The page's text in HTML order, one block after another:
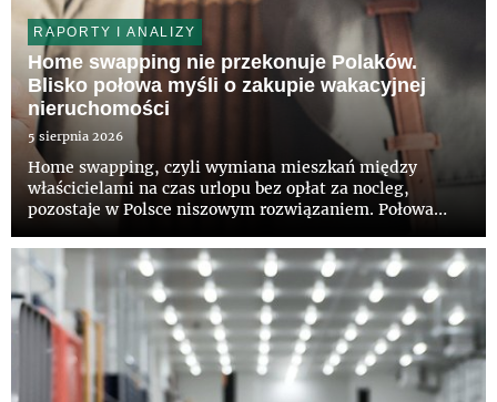
RAPORTY I ANALIZY
Home swapping nie przekonuje Polaków.
Blisko połowa myśli o zakupie wakacyjnej
nieruchomości
5 sierpnia 2026
Home swapping, czyli wymiana mieszkań między
właścicielami na czas urlopu bez opłat za nocleg,
pozostaje w Polsce niszowym rozwiązaniem. Połowa
12 proc. deklaruje zainteresowanie tym modelem –
wynika z najnowszego...